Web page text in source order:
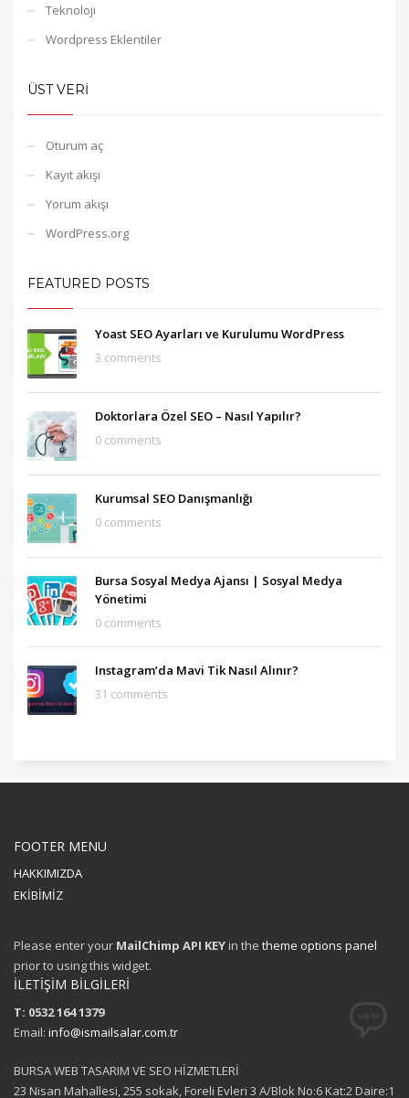
Teknoloji
Wordpress Eklentiler
ÜST VERI
Oturum aç
Kayıt akışı
Yorum akışı
WordPress.org
FEATURED POSTS
Yoast SEO Ayarları ve Kurulumu WordPress
3 comments
Doktorlara Özel SEO – Nasıl Yapılır?
0 comments
Kurumsal SEO Danışmanlığı
0 comments
Bursa Sosyal Medya Ajansı‎ | Sosyal Medya
Yönetimi
0 comments
Instagram’da Mavi Tik Nasıl Alınır?
31 comments
FOOTER MENU
HAKKIMIZDA
EKİBİMİZ
Please enter your MailChimp API KEY in the theme options panel
prior to using this widget.
İLETİŞİM BİLGİLERİ
T: 0532 164 1379
Email: info@ismailsalar.com.tr
BURSA WEB TASARIM VE SEO HİZMETLERİ
23 Nisan Mahallesi, 255 sokak, Foreli Evleri 3 A/Blok No:6 Kat:2 Daire:1